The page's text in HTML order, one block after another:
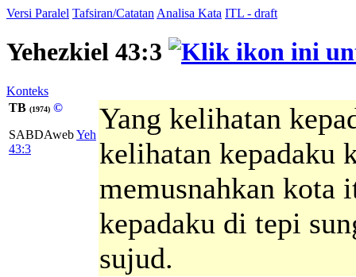
Versi Paralel Tafsiran/Catatan Analisa Kata ITL - draft
Yehezkiel 43:3
Konteks
TB (1974) ©
SABDAwebYeh
43:3
Yang kelihatan
kelihatan kepadaku
memusnahkan kota
kepadaku di tepi
sujud.